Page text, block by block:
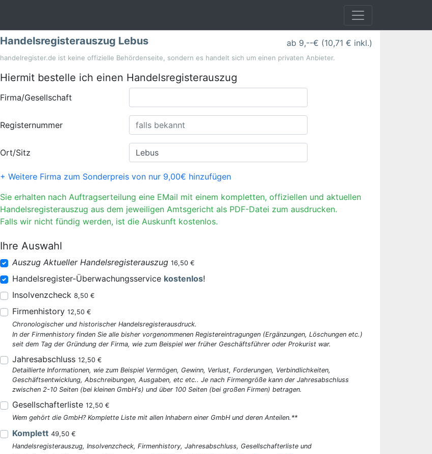
Handelsregisterauszug Lebus ab 9,--€ (10,71 € inkl.)
handelregister.de ist keine offizielle Behördenseite, sondern es handelt sich um einen privaten Anbieter.
Hiermit bestelle ich einen Handelsregisterauszug
Firma/Gesellschaft
Registernummer
Ort/Sitz
+ Weitere Firma zum Sonderpreis von nur 9,00€ hinzufügen
Sie erhalten nach Auftragserteilung eine EMail mit einem kompletten, offiziellen und aktuellen
Handelsregisterauszug aus dem jeweiligen Amtsgericht als PDF-Datei zum ausdrucken.
Falls wir nicht fündig werden, ist die Auskunft kostenlos.
Ihre Auswahl
Auszug Aktueller Handelsregisterauszug 16,50 €
Handelsregister-Überwachungsservice kostenlos!
Insolvenzcheck 8,50 €
Firmenhistory 12,50 €
Chronologischer und historischer Handelsregisterausdruck.
In der Firmenhistory finden Sie alle bisher vorgenommenen Registereintragungen (Ergänzungen, Löschungen etc.)
seit dem Tag der Gründung der Firma, wie zum Beispiel wer früher Geschäftsführer oder Prokurist war.
Jahresabschluss 12,50 €
Detaillierte Informationen, wie zum Beispiel Vermögen, Gewinn, Verlust, Forderungen, Verbindlichkeiten,
Geschäftsentwicklung, Abschreibungen, Ausgaben, etc etc.. Je nach Firmengröße kann der Jahresabschluss
zwischen 2-10 Seiten (bei kleinen GmbH's) und über 100 Seiten (bei großen Firmen) betragen.
Gesellschafterliste 12,50 €
Wem gehört die GmbH? Komplette Liste mit allen Inhabern einer GmbH und deren Anteilen.**
Komplett 49,50 €
Handelsregisterauszug, Insolvenzcheck, Firmenhistory, Jahresabschluss, Gesellschafterliste und